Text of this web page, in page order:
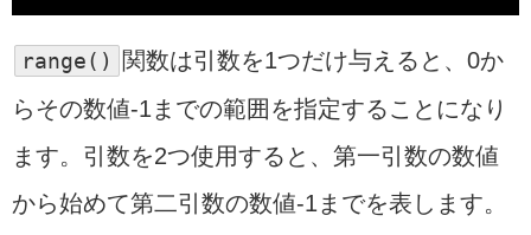
range() 関数は引数を1つだけ与えると、0か
らその数値-1までの範囲を指定することになり
ます。引数を2つ使用すると、第一引数の数値
から始めて第二引数の数値-1までを表します。